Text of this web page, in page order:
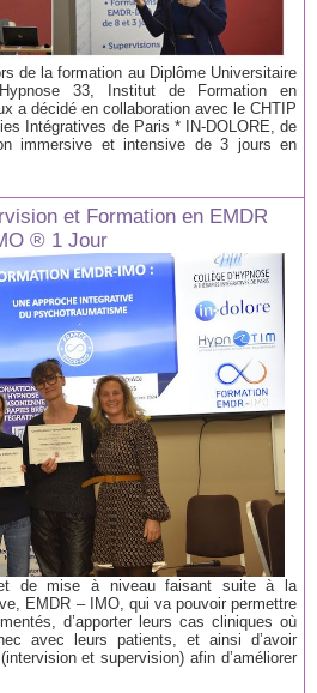
de la formation au Diplôme Universitaire
33, Institut de Formation en
a décidé en collaboration avec le CHTIP
Intégratives de Paris * IN-DOLORE, de
immersive et intensive de 3 jours en
et Formation en EMDR
® 1 Jour
de mise à niveau faisant suite à la
EMDR – IMO, qui va pouvoir permettre
d’apporter leurs cas cliniques où
avec leurs patients, et ainsi d’avoir
et supervision) afin d’améliorer